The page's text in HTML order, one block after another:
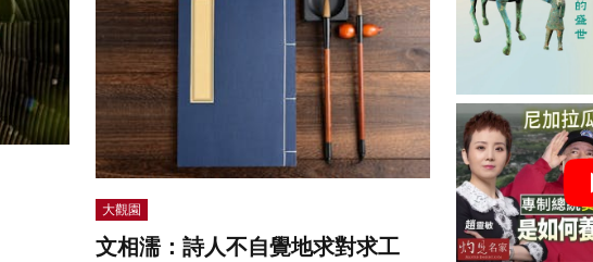
大觀園
文相濡：詩人不自覺地求對求工